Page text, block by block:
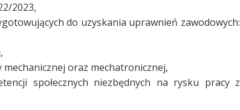
2023,
do uzyskania uprawnień zawodowych:
oraz mechatronicznej,
społecznych niezbędnych na rysku pracy z